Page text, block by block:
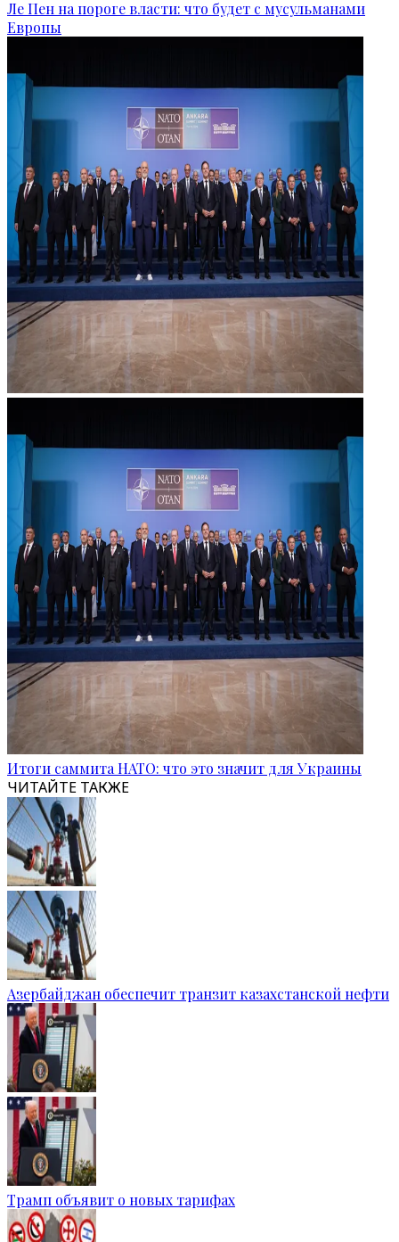
Ле Пен на пороге власти: что будет с мусульманами
Европы
Итоги саммита НАТО: что это значит для Украины
ЧИТАЙТЕ ТАКЖЕ
Азербайджан обеспечит транзит казахстанской нефти
Трамп объявит о новых тарифах